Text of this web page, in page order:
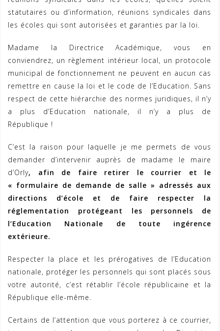
statutaires ou d’information, réunions syndicales dans
les écoles qui sont autorisées et garanties par la loi.
Madame la Directrice Académique, vous en
conviendrez, un règlement intérieur local, un protocole
municipal de fonctionnement ne peuvent en aucun cas
remettre en cause la loi et le code de l’Education. Sans
respect de cette hiérarchie des normes juridiques, il n’y
a plus d’Education nationale, il n’y a plus de
République !
C’est la raison pour laquelle je me permets de vous
demander d’intervenir auprès de madame le maire
d’Orly, afin de faire retirer le courrier et le
« formulaire de demande de salle » adressés aux
directions d’école et de faire respecter la
réglementation protégeant les personnels de
l’Education Nationale de toute ingérence
extérieure.
Respecter la place et les prérogatives de l’Education
nationale, protéger les personnels qui sont placés sous
votre autorité, c’est rétablir l’école républicaine et la
République elle-même.
Certains de l’attention que vous porterez à ce courrier,